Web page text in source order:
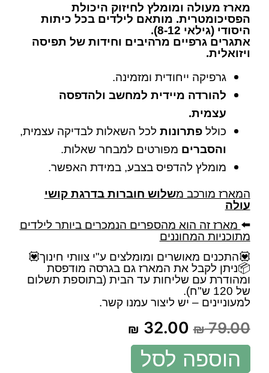
מארז מעולה ומומלץ לחיזוק היכולת
הפסיכומטרית. מותאם לילדים בכל כיתות
היסודי (גילאי 8-12).
אתגרים גרפיים מרהיבים וחידות של תפיסה
ויזואלית.
גרפיקה ייחודית ומזמינה.
להורדה מיידית למחשב ולהדפסה
עצמית.
כוללפתרונות לכל השאלות לבדיקה עצמית,
והסברים מפורטים למבחר שאלות.
מומלץ להדפיס בצבע, במידת האפשר.
המארז מורכב משלוש חוברות בדרגת קושי
עולה
⬅️ מארז זה הוא מהספרים הנמכרים ביותר לילדים
מתוכניות המחוננים
💟התכנים מאושרים ומומלצים ע"י צוותי חינוך💟
📦ניתן לקבל את המארז גם בגרסה מודפסת
ומהודרת עם שליחות עד הבית (בתוספת תשלום
של 120 ש"ח).
למעוניינים – יש ליצור עמנו קשר.
₪79.00
₪ 32.00
הוספה לסל